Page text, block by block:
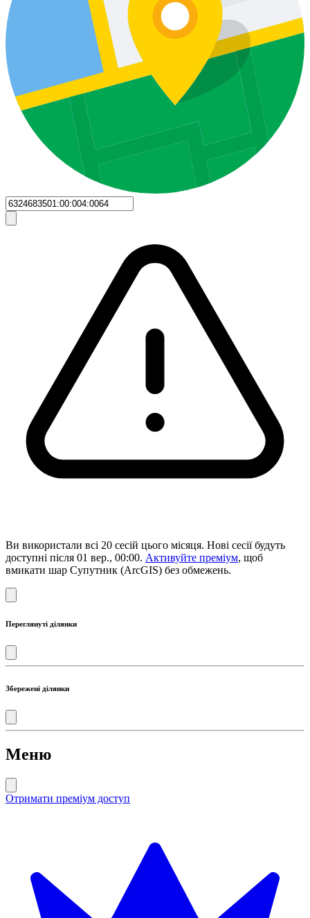
Ви використали всі 20 сесій цього місяця. Нові сесії будуть
доступні після 01 вер., 00:00. Активуйте преміум, щоб
вмикати шар Супутник (ArcGIS) без обмежень.
Переглянуті ділянки
Збережені ділянки
Меню
Отримати преміум доступ